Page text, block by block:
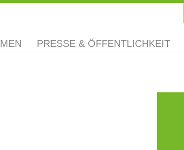
PRESSE & ÖFFENTLICHKEIT